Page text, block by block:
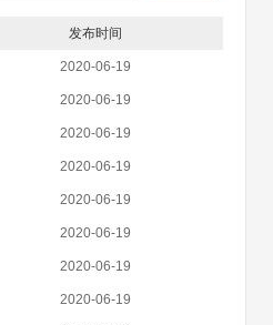
发布时间
2020-06-19
2020-06-19
2020-06-19
2020-06-19
2020-06-19
2020-06-19
2020-06-19
2020-06-19